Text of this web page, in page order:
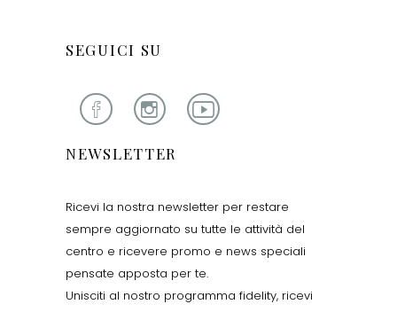
SEGUICI SU
NEWSLETTER
Ricevi la nostra newsletter per restare
sempre aggiornato su tutte le attività del
centro e ricevere promo e news speciali
pensate apposta per te.
Unisciti al nostro programma fidelity, ricevi